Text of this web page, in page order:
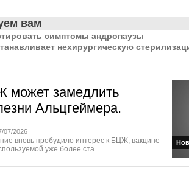
вам
симптомы андропаузы
нехирургическую
может замедлить
Альцгеймера.
07/2026
вновь пробудило интерес к БЦЖ, вакцине
уже более ста ...